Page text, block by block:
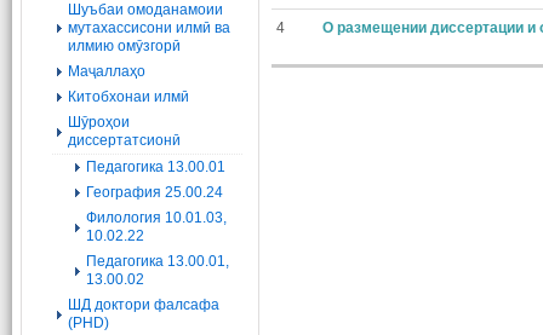
Шуъбаи омоданамоии
мутахассисони илмӣ ва
илмию омӯзгорӣ
Маҷаллаҳо
Китобхонаи илмӣ
Шӯроҳои
диссертатсионӣ
Педагогика 13.00.01
География 25.00.24
Филология 10.01.03,
10.02.22
Педагогика 13.00.01,
13.00.02
ШД доктори фалсафа
(PHD)
4 О размещении диссертации и